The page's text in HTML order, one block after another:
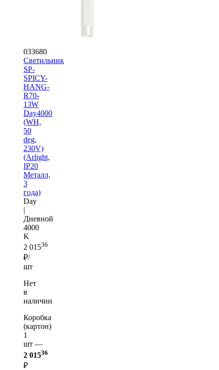
033680
Светильник
SP-
SPICY-
HANG-
R70-
13W
Day4000
(WH,
50
deg,
230V)
(Arlight,
IP20
Металл,
3
года)
Day
|
Дневной
4000
K
2 01536
₽/
шт
Нет
в
наличии
Коробка
(картон)
1
шт —
2 01536
₽